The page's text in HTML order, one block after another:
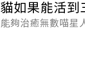
貓如果能活到
能夠治癒無數喵星